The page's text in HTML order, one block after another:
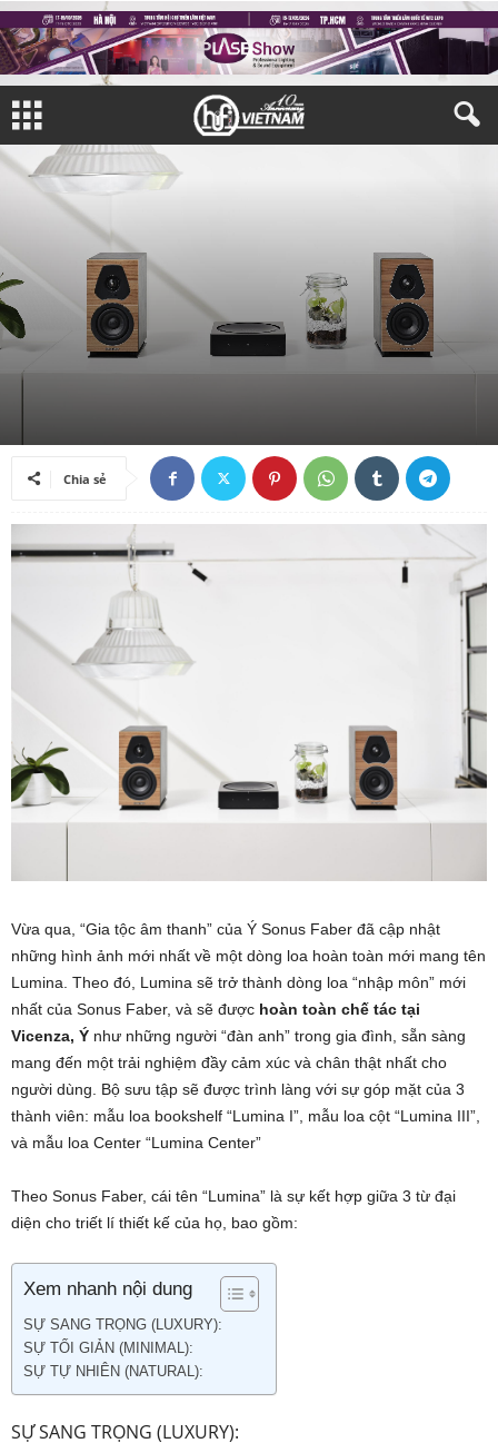
THIẾT BỊ NGHE NHÌN LOA
09/09/2020
Chia sẻ
Vừa qua, “Gia tộc âm thanh” của Ý Sonus Faber đã cập nhật
những hình ảnh mới nhất về một dòng loa hoàn toàn mới mang tên
Lumina. Theo đó, Lumina sẽ trở thành dòng loa “nhập môn” mới
nhất của Sonus Faber, và sẽ được hoàn toàn chế tác tại
Vicenza, Ý như những người “đàn anh” trong gia đình, sẵn sàng
mang đến một trải nghiệm đầy cảm xúc và chân thật nhất cho
người dùng. Bộ sưu tập sẽ được trình làng với sự góp mặt của 3
thành viên: mẫu loa bookshelf “Lumina I”, mẫu loa cột “Lumina III”,
và mẫu loa Center “Lumina Center”
Theo Sonus Faber, cái tên “Lumina” là sự kết hợp giữa 3 từ đại
diện cho triết lí thiết kế của họ, bao gồm:
Xem nhanh nội dung
SỰ SANG TRỌNG (LUXURY):
SỰ TỐI GIẢN (MINIMAL):
SỰ TỰ NHIÊN (NATURAL):
SỰ SANG TRỌNG (LUXURY):